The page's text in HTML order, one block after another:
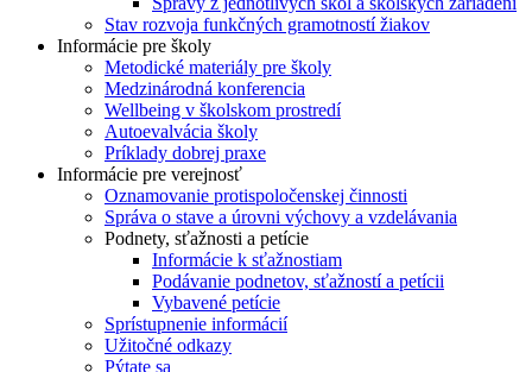
Stav rozvoja funkčných gramotností žiakov
Informácie pre školy
Metodické materiály pre školy
Medzinárodná konferencia
Wellbeing v školskom prostredí
Autoevalvácia školy
Príklady dobrej praxe
Informácie pre verejnosť
Oznamovanie protispoločenskej činnosti
Správa o stave a úrovni výchovy a vzdelávania
Podnety, sťažnosti a petície
Informácie k sťažnostiam
Podávanie podnetov, sťažností a petícii
Vybavené petície
Sprístupnenie informácií
Užitočné odkazy
Pýtate sa